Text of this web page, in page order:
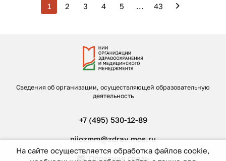
1 2 3 4 5 43
Сведения об организации, осуществляющей образовательную
деятельность
+7 (495) 530-12-89
niiozmm@zdrav.mos.ru
Обратная связь
На сайте осуществляется обработка файлов cookie,